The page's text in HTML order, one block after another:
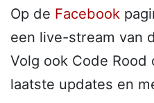
Op de Facebook
een live-stream van
Volg ook Code Rood
laatste updates en